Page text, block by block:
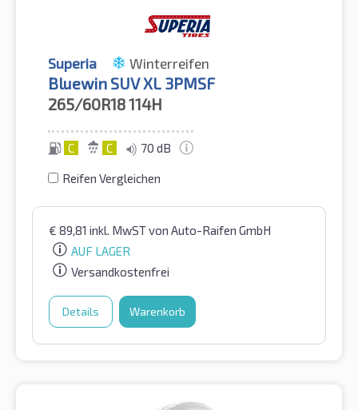
Superia Winterreifen
Bluewin SUV XL 3PMSF
265/60R18114H
C C 70 dB
Reifen Vergleichen
€ 89,81 inkl. MwSTvon Auto-Raifen GmbH
AUF LAGER
Versandkostenfrei
Details Warenkorb